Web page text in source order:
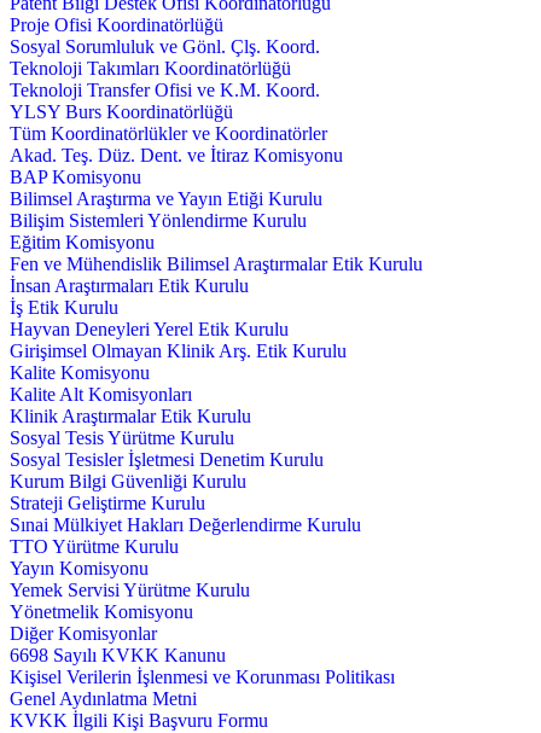
Proje Ofisi Koordinatörlüğü
Sosyal Sorumluluk ve Gönl. Çlş. Koord.
Teknoloji Takımları Koordinatörlüğü
Teknoloji Transfer Ofisi ve K.M. Koord.
YLSY Burs Koordinatörlüğü
Tüm Koordinatörlükler ve Koordinatörler
Akad. Teş. Düz. Dent. ve İtiraz Komisyonu
BAP Komisyonu
Bilimsel Araştırma ve Yayın Etiği Kurulu
Bilişim Sistemleri Yönlendirme Kurulu
Eğitim Komisyonu
Fen ve Mühendislik Bilimsel Araştırmalar Etik Kurulu
İnsan Araştırmaları Etik Kurulu
İş Etik Kurulu
Hayvan Deneyleri Yerel Etik Kurulu
Girişimsel Olmayan Klinik Arş. Etik Kurulu
Kalite Komisyonu
Kalite Alt Komisyonları
Klinik Araştırmalar Etik Kurulu
Sosyal Tesis Yürütme Kurulu
Sosyal Tesisler İşletmesi Denetim Kurulu
Kurum Bilgi Güvenliği Kurulu
Strateji Geliştirme Kurulu
Sınai Mülkiyet Hakları Değerlendirme Kurulu
TTO Yürütme Kurulu
Yayın Komisyonu
Yemek Servisi Yürütme Kurulu
Yönetmelik Komisyonu
Diğer Komisyonlar
6698 Sayılı KVKK Kanunu
Kişisel Verilerin İşlenmesi ve Korunması Politikası
Genel Aydınlatma Metni
KVKK İlgili Kişi Başvuru Formu